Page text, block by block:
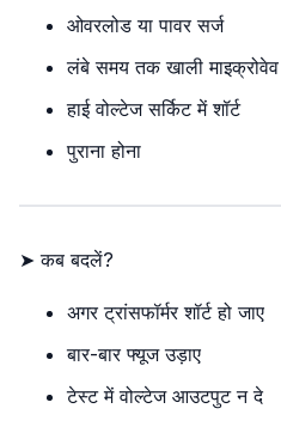
ओवरलोड या पावर सर्ज
लंबे समय तक खाली माइक्रोवेव
हाई वोल्टेज सर्किट में शॉर्ट
पुराना होना
➤ कब बदलें?
अगर ट्रांसफॉर्मर शॉर्ट हो जाए
बार-बार फ्यूज उड़ाए
टेस्ट में वोल्टेज आउटपुट न दे